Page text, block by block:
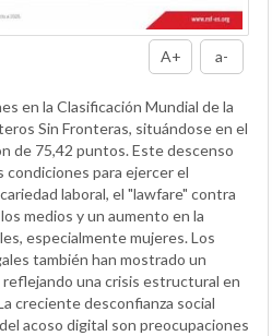
A+ a-
en la Clasificación Mundial de la
Sin Fronteras, situándose en el
de 75,42 puntos. Este descenso
para ejercer el
laboral, el "lawfare" contra
medios y un aumento en la
especialmente mujeres. Los
también han mostrado un
una crisis estructural en
creciente desconfianza social
acoso digital son preocupaciones